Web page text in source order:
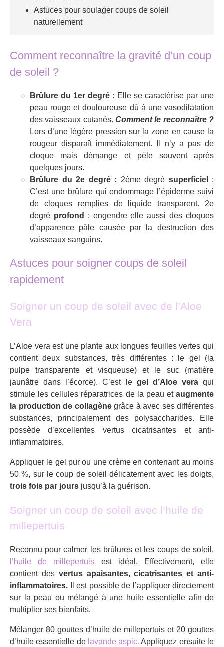
Astuces pour soulager coups de soleil
naturellement
Comment reconnaître la gravité d’un coup
de soleil ?
Brûlure du 1er degré : Elle se caractérise par une
peau rouge et douloureuse dû à une vasodilatation
des vaisseaux cutanés. Comment le reconnaître ?
Lors d’une légère pression sur la zone en cause la
rougeur disparaît immédiatement. Il n’y a pas de
cloque mais démange et pèle souvent après
quelques jours.
Brûlure du 2e degré : 2ème degré superficiel
:
C’est une brûlure qui endommage l’épiderme suivi
de cloques remplies de liquide transparent. 2e
degré profond
: engendre elle aussi des cloques
d’apparence pâle causée par la destruction des
vaisseaux sanguins.
Astuces pour soigner coups de soleil
rapidement
Soigner un coup de soleil avec de l’Aloe
Vera
L’Aloe vera est une plante aux longues feuilles vertes qui
contient deux substances, très différentes : le gel (la
pulpe transparente et visqueuse) et le suc (matière
jaunâtre dans l’écorce). C’est le gel d’Aloe veraqui
stimule les cellules réparatrices de la peau et augmente
la production de collagènegrâce à avec ses différentes
substances, principalement des polysaccharides. Elle
possède d’excellentes vertus cicatrisantes et anti-
inflammatoires.
Appliquer le gel pur ou une crème en contenant au moins
50 %, sur le coup de soleil délicatement avec les doigts,
trois fois par jours jusqu’à la guérison.
Soigner un coup de soleil avec l’huile de
millepertuis
Reconnu pour calmer les brûlures et les coups de soleil,
l’huile de millepertuis est idéal. Effectivement, elle
contient des vertus apaisantes, cicatrisantes et anti-
inflammatoires. Il est possible de l’appliquer directement
sur la peau ou mélangé à une huile essentielle afin de
multiplier ses bienfaits.
Mélanger 80 gouttes d’huile de millepertuis et 20 gouttes
d’huile essentielle de lavande aspic. Appliquez ensuite le